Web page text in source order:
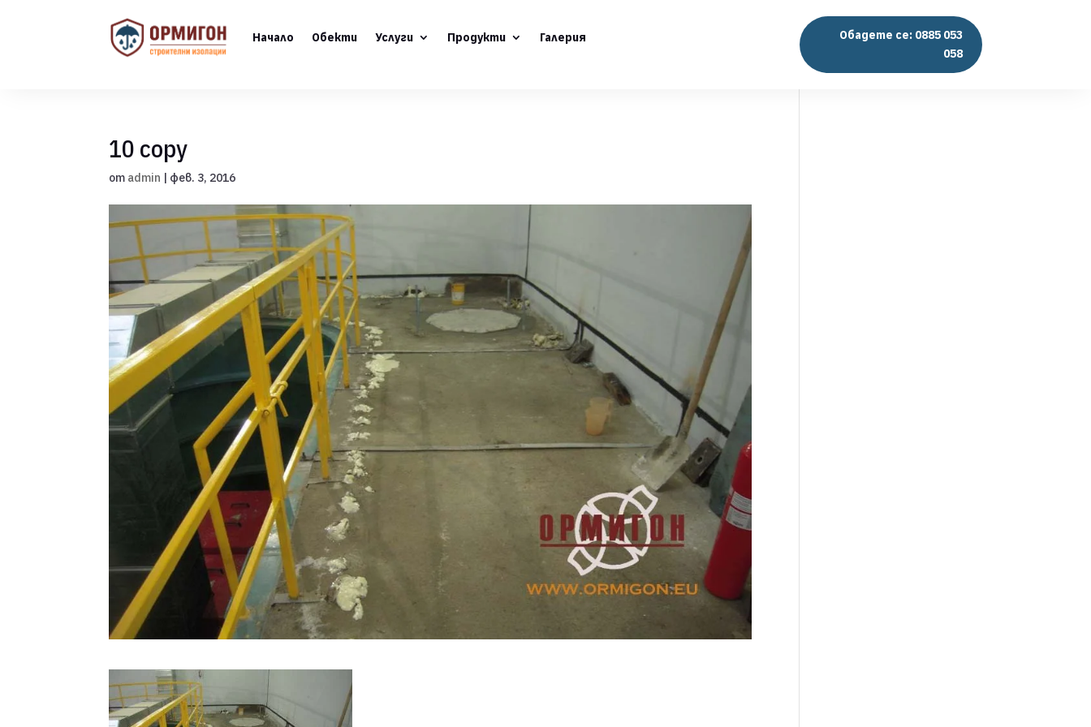
Начало Обекти Услуги Продукти Галерия
Обадете се: 0885 053
058
10 copy
от admin | фев. 3, 2016